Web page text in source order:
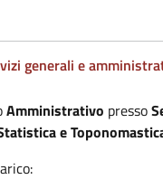
generali e
Amministrativo presso
e